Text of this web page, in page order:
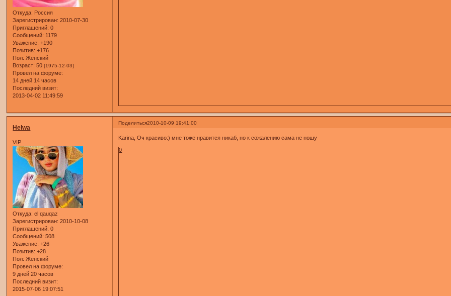
Откуда: Россия
Зарегистрирован: 2010-07-30
Приглашений: 0
Сообщений: 1179
Уважение: +190
Позитив: +176
Пол: Женский
Возраст: 50[1975-12-03]
Провел на форуме:
14 дней 14 часов
Последний визит:
2013-04-02 11:49:59
Поделиться2010-10-09 19:41:00
Helwa
VIP
Откуда: el qauqaz
Зарегистрирован: 2010-10-08
Приглашений: 0
Сообщений: 508
Уважение: +26
Позитив: +28
Пол: Женский
Провел на форуме:
9 дней 20 часов
Последний визит:
2015-07-06 19:07:51
Karina, Оч красиво:) мне тоже нравится никаб, но к сожалению сама не ношу
0